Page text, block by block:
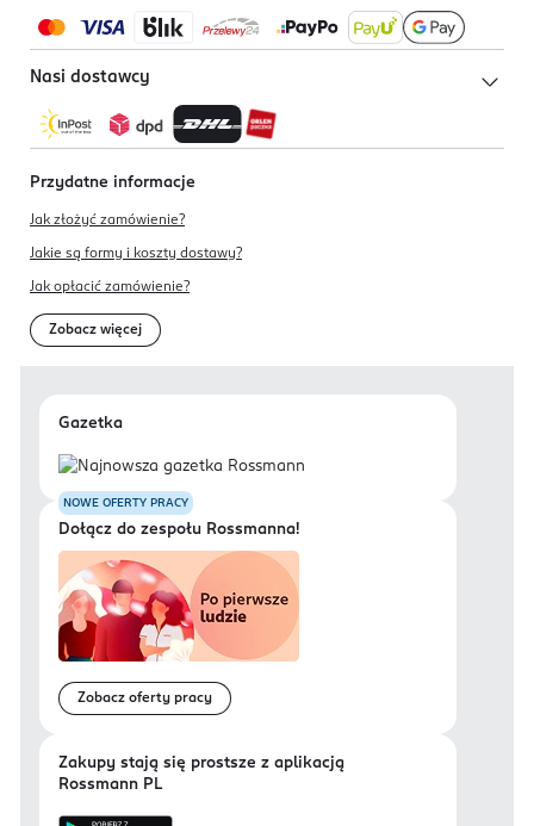
Nasi dostawcy
Przydatne informacje
Jak złożyć zamówienie?
Jakie są formy i koszty dostawy?
Jak opłacić zamówienie?
Zobacz więcej
Gazetka
NOWE OFERTY PRACY
Dołącz do zespołu Rossmanna!
Zobacz oferty pracy
Zakupy stają się prostsze z aplikacją
Rossmann PL